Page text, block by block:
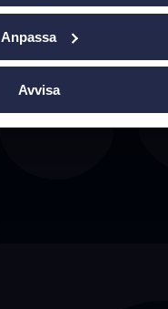
Anpassa
Avvisa